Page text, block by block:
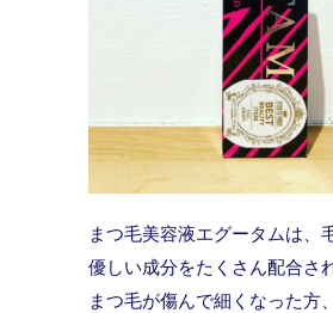
まつ毛美容液エグータムは、
優しい成分をたくさん配合さ
まつ毛が傷んで細くなった方